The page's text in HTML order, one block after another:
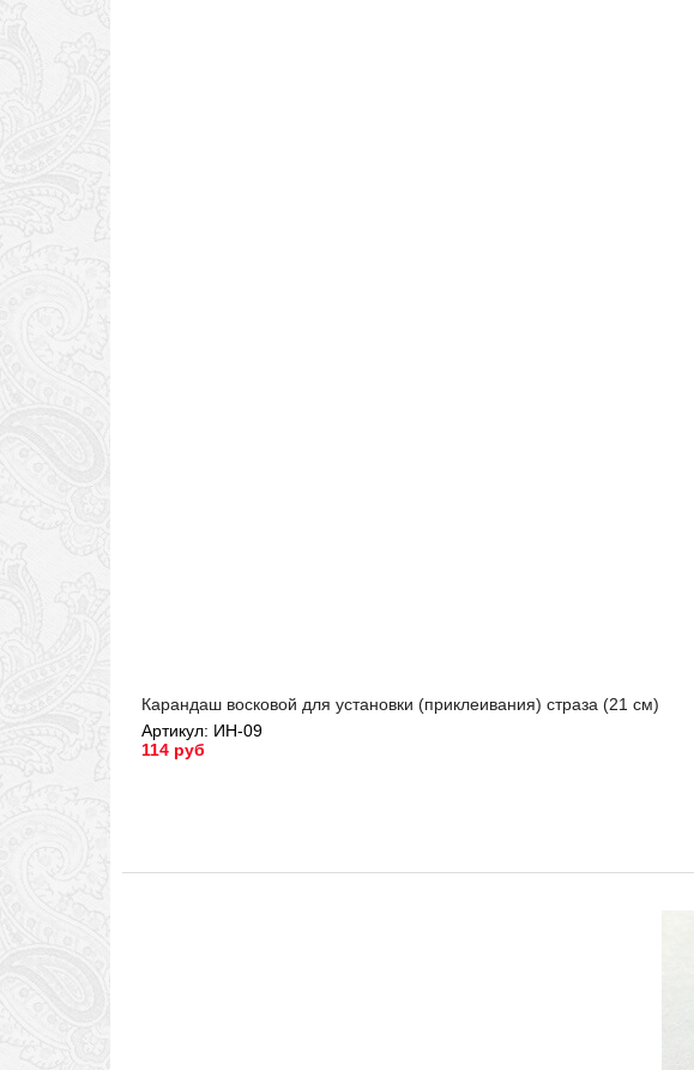
Карандаш восковой для установки (приклеивания) страза (21 см)
Артикул: ИН-09
114 руб